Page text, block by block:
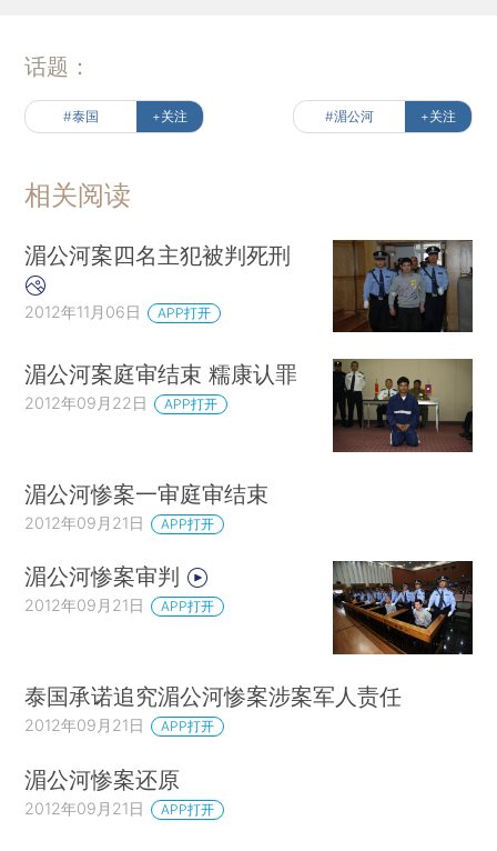
话题：
#泰国 +关注 #湄公河 +关注
相关阅读
湄公河案四名主犯被判死刑
2012年11月06日 APP打开
湄公河案庭审结束 糯康认罪
2012年09月22日 APP打开
湄公河惨案一审庭审结束
2012年09月21日 APP打开
湄公河惨案审判
2012年09月21日 APP打开
泰国承诺追究湄公河惨案涉案军人责任
2012年09月21日 APP打开
湄公河惨案还原
2012年09月21日 APP打开